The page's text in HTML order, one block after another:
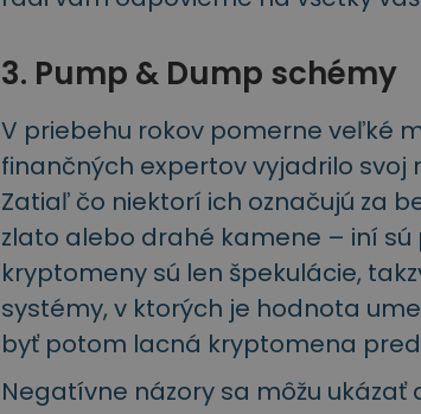
3. Pump & Dump schémy
V priebehu rokov pomerne veľké
finančných expertov vyjadrilo svoj
Zatiaľ čo niektorí ich označujú za
zlato alebo drahé kamene – iní sú
kryptomeny sú len špekulácie,
systémy, v ktorých je hodnota
byť potom lacná kryptomena
Negatívne názory sa môžu ukázať